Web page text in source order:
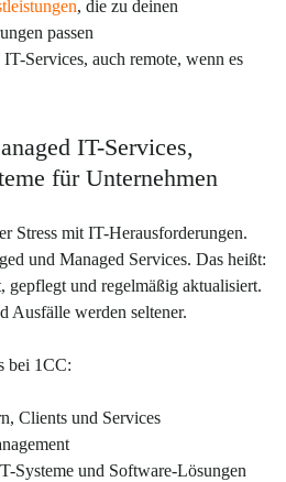
, die zu deinen
passen
Services, auch remote, wenn es
IT-Services,
für Unternehmen
Stress mit IT-Herausforderungen.
und Managed Services. Das heißt:
gepflegt und regelmäßig aktualisiert.
Ausfälle werden seltener.
bei 1CC:
Clients und Services
Systeme und Software-Lösungen